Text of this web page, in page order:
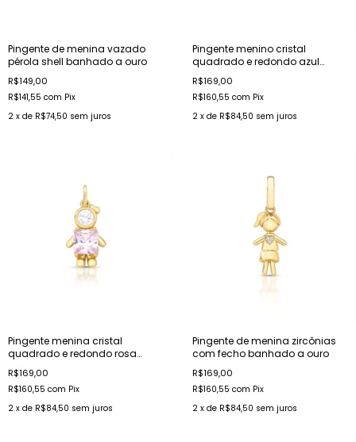
Pingente de menina vazado
pérola shell banhado a ouro
R$149,00
R$141,55 com Pix
2 x de R$74,50 sem juros
Pingente menino cristal
quadrado e redondo azul
banhado a ouro
R$169,00
R$160,55 com Pix
2 x de R$84,50 sem juros
Pingente menina cristal
quadrado e redondo rosa
banhado a ouro
R$169,00
R$160,55 com Pix
2 x de R$84,50 sem juros
Pingente de menina zircônias
com fecho banhado a ouro
R$169,00
R$160,55 com Pix
2 x de R$84,50 sem juros